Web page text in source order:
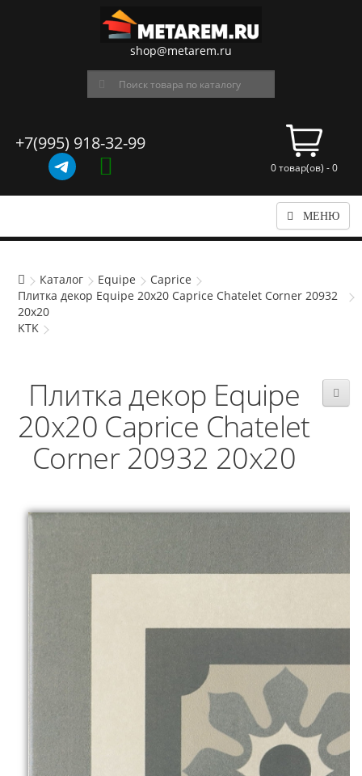
shop@metarem.ru
+7(995) 918-32-99
0 товар(ов) - 0
МЕНЮ
Каталог Equipe
Caprice
Плитка декор Equipe 20x20 Caprice Chatelet Corner 20932
20x20
KTK
Плитка декор Equipe
20x20 Caprice Chatelet
Corner 20932 20x20